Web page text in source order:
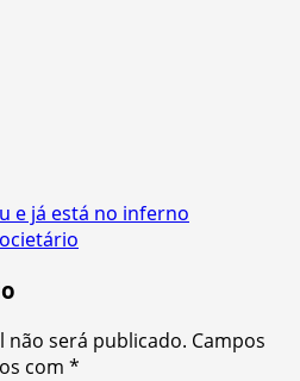
e já está no inferno
não será publicado. Campos
com *